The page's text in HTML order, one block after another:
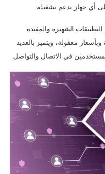
أي جهاز يدعم تشغيله.
الشهيرة والمفيدة
معقولة، ويتميز بالعديد
في الاتصال والتواصل.